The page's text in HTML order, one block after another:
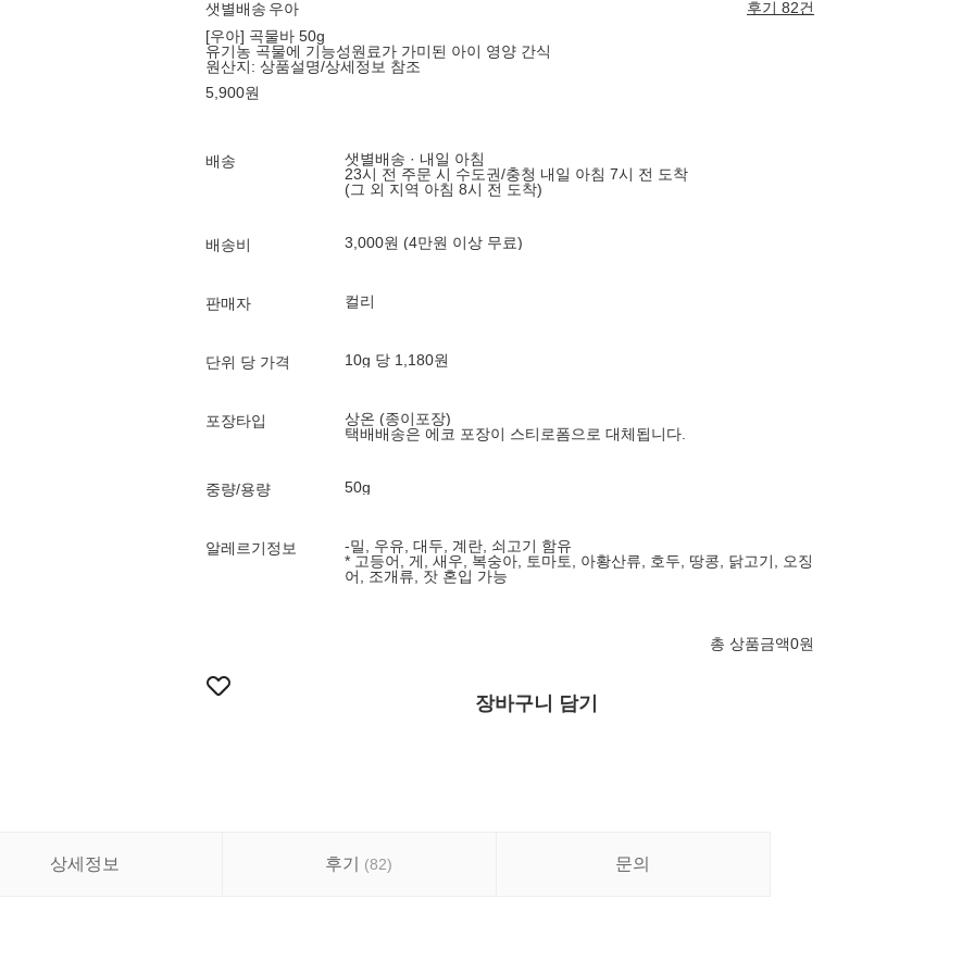
샛별배송 우아
후기 82건
[우아] 곡물바 50g
유기농 곡물에 기능성원료가 가미된 아이 영양 간식
원산지: 상품설명/상세정보 참조
5,900원
배송
샛별배송 · 내일 아침
23시 전 주문 시 수도권/충청 내일 아침 7시 전 도착
(그 외 지역 아침 8시 전 도착)
배송비 3,000원 (4만원 이상 무료)
판매자 컬리
단위 당 가격 10g 당 1,180원
포장타입
상온 (종이포장)
택배배송은 에코 포장이 스티로폼으로 대체됩니다.
중량/용량 50g
알레르기정보
-밀, 우유, 대두, 계란, 쇠고기 함유
* 고등어, 게, 새우, 복숭아, 토마토, 아황산류, 호두, 땅콩, 닭고기, 오징
어, 조개류, 잣 혼입 가능
총 상품금액0원
장바구니 담기
상세정보 후기 (82) 문의